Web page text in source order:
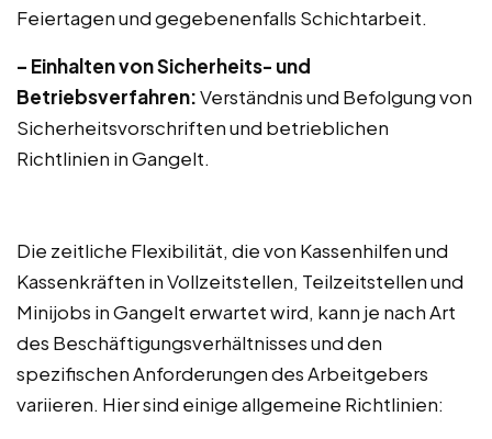
Feiertagen und gegebenenfalls Schichtarbeit.
– Einhalten von Sicherheits- und
Betriebsverfahren:Verständnis und Befolgung von
Sicherheitsvorschriften und betrieblichen
Richtlinien in Gangelt.
Die zeitliche Flexibilität, die von Kassenhilfen und
Kassenkräften in Vollzeitstellen, Teilzeitstellen und
Minijobs in Gangelt erwartet wird, kann je nach Art
des Beschäftigungsverhältnisses und den
spezifischen Anforderungen des Arbeitgebers
variieren. Hier sind einige allgemeine Richtlinien: